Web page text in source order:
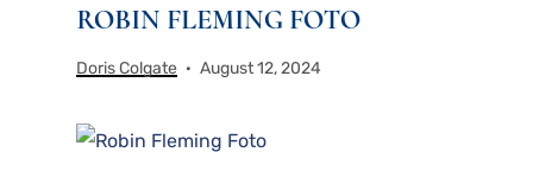
ROBIN FLEMING FOTO
Doris Colgate August 12, 2024